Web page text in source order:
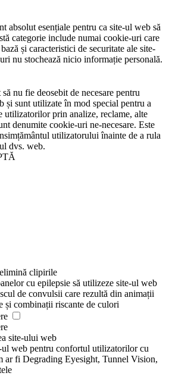
absolut esențiale pentru ca site-ul web să
categorie include numai cookie-uri care
și caracteristici de securitate ale site-
nu stochează nicio informație personală.
nu fie deosebit de necesare pentru
și sunt utilizate în mod special pentru a
utilizatorilor prin analize, reclame, alte
denumite cookie-uri ne-necesare. Este
utilizatorului înainte de a rula
dvs. web.
clipirile
cu epilepsie să utilizeze site-ul web
de convulsii care rezultă din animații
și combinații riscante de culori
site-ului web
ul web pentru confortul utilizatorilor cu
ar fi Degrading Eyesight, Tunnel Vision,